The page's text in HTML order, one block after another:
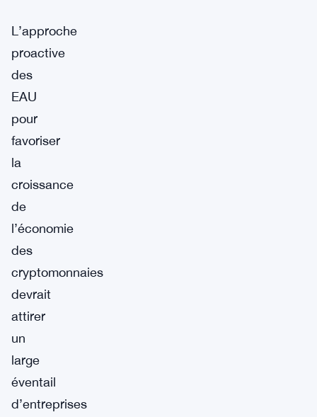
L’approche
proactive
des
EAU
pour
favoriser
la
croissance
de
l’économie
des
cryptomonnaies
devrait
attirer
un
large
éventail
d’entreprises